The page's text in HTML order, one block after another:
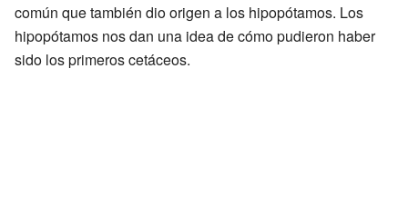
común que también dio origen a los hipopótamos. Los
hipopótamos nos dan una idea de cómo pudieron haber
sido los primeros cetáceos.